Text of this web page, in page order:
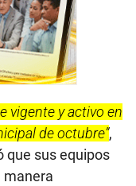
vigente y activo en
de octubre”,
que sus equipos
manera